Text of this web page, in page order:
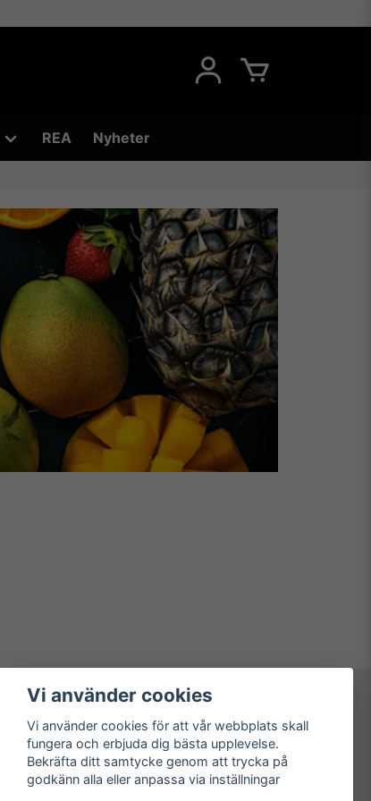
REA Nyheter
Läs mer
Köpvillkor
Kontakta oss
Vi använder cookies
Vi använder cookies för att vår webbplats skall
fungera och erbjuda dig bästa upplevelse.
Bekräfta ditt samtycke genom att trycka på
godkänn alla eller anpassa via inställningar